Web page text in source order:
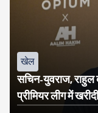
खेल
सचिन-युवराज, राहुल
प्रीमियर लीग में